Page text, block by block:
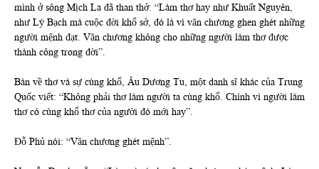
mình ở sông Mịch La đã than thở: “Làm thơ hay như Khuất Nguyên,
như Lý Bạch mà cuộc đời khổ sở, đó là vì văn chương ghen ghét những
người mệnh đạt. Văn chương không cho những người làm thơ được
thành công trong đời”.
Bàn về thơ và sự cùng khổ, Âu Dương Tu, một danh sĩ khác của Trung
Quốc viết: “Không phải thơ làm người ta cùng khổ. Chính vì người làm
thơ có cùng khổ thơ của người đó mới hay”.
Đỗ Phủ nói: “Văn chương ghét mệnh”.